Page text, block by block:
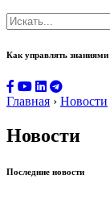
Как управлять знаниями
Главная › Новости
Новости
Последние новости